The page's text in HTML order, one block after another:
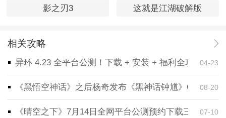
影之刃3 这就是江湖破解版
相关攻略
异环 4.23 全平台公测！下载 + 安装 + 福利全攻略，一
04-23
《黑悟空神话》之后杨奇发布《黑神话钟馗》CG！预
08-20
《晴空之下》7月14日全网平台公测预约下载三端同步
07-10